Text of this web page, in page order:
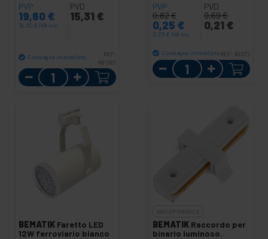
PVP
19,60 €
19,60 € IVA inc.
PVD
15,31 €
Consegna immediata
REF:
NF097
Quantità
PVP
0,82€
0,25 €
0,25 € IVA inc.
PVD
0,69€
0,21 €
Consegna immediata REF: NI071
Quantità
BEMATIK Faretto LED
12W ferroviario bianco
BEMATIK Raccordo per
binario luminoso.